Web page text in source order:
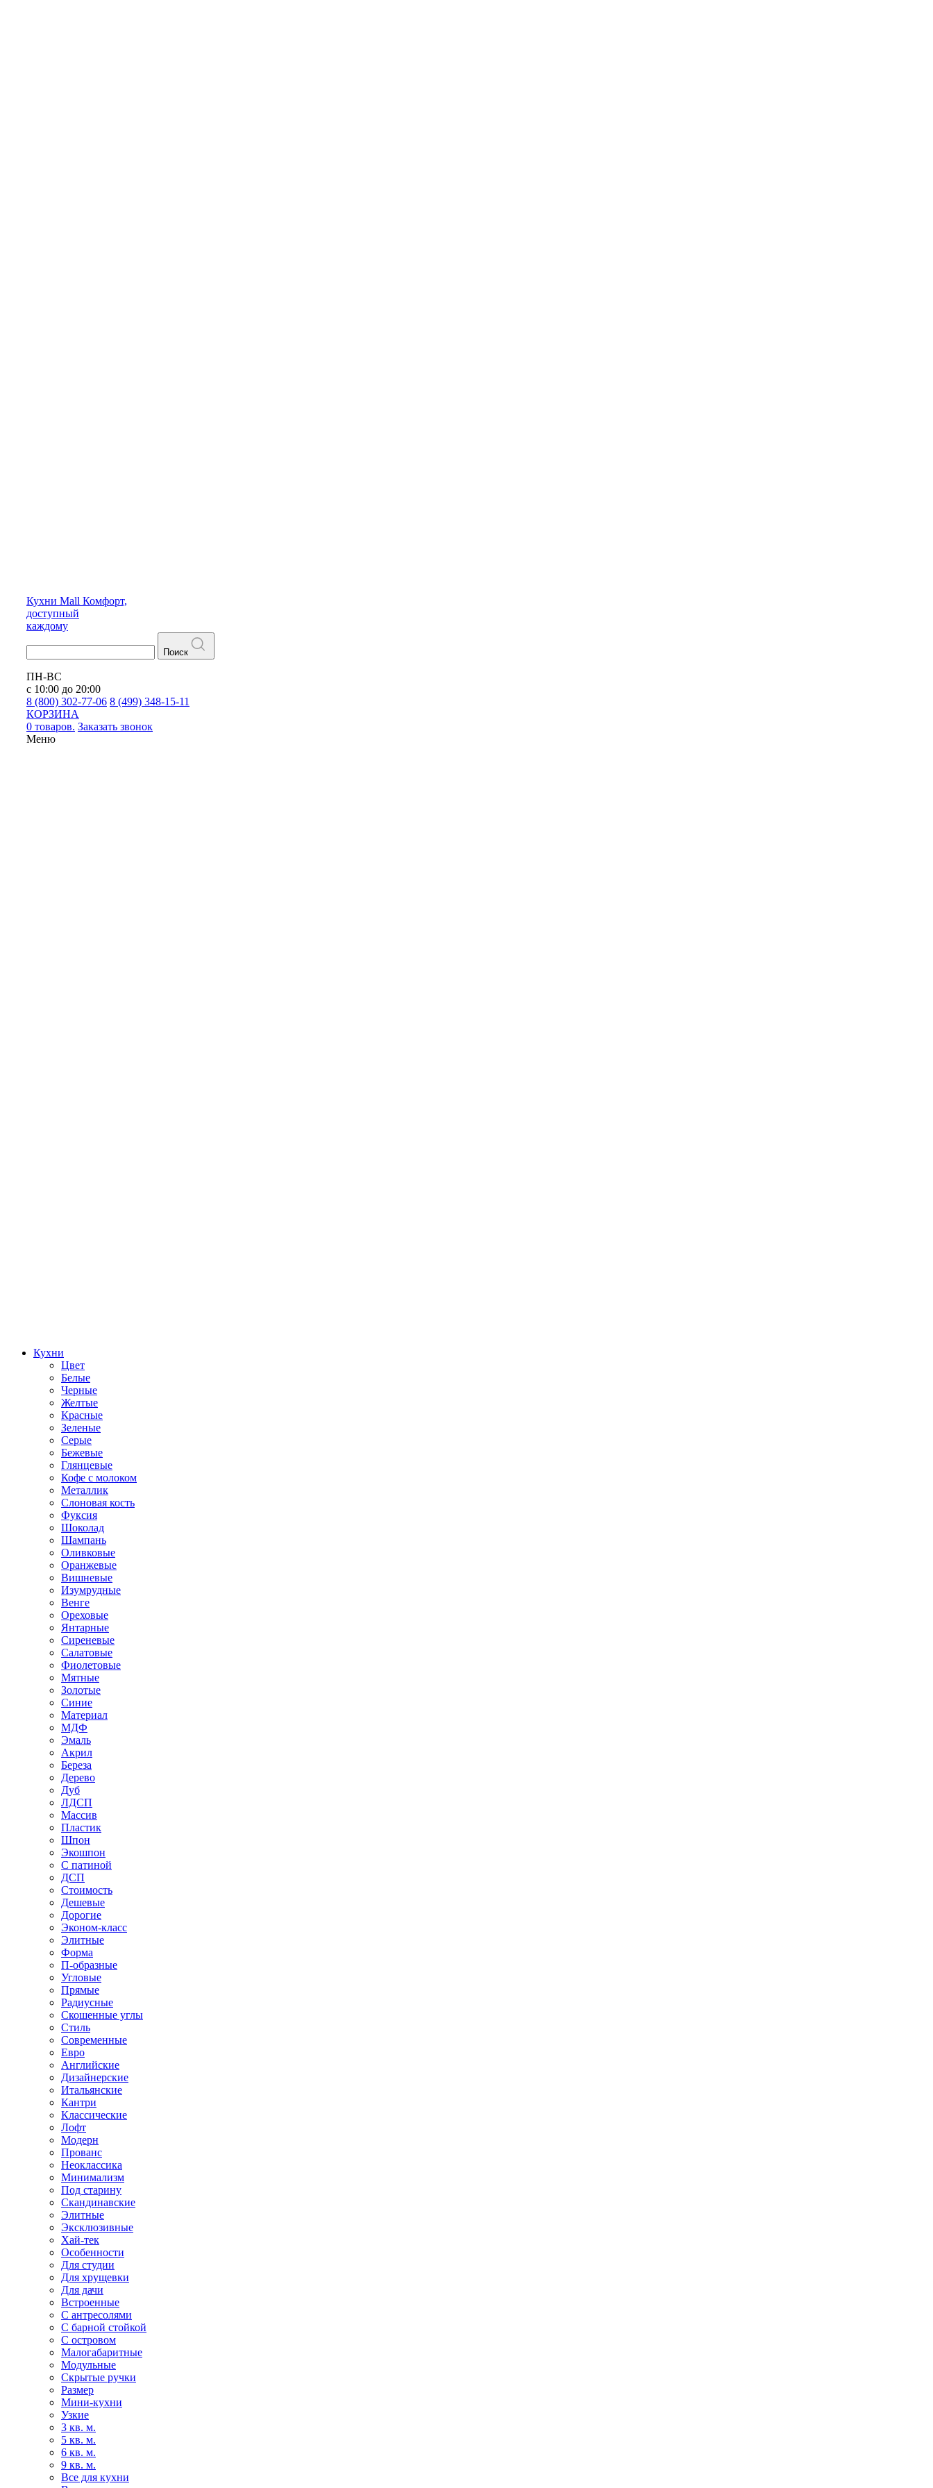
Кухни Mall Комфорт,
доступный
каждому
Поиск
ПН-ВС
с 10:00 до 20:00
8 (800) 302-77-06 8 (499) 348-15-11
КОРЗИНА
0 товаров. Заказать звонок
Меню
Кухни
Цвет
Белые
Черные
Желтые
Красные
Зеленые
Серые
Бежевые
Глянцевые
Кофе с молоком
Металлик
Слоновая кость
Фуксия
Шоколад
Шампань
Оливковые
Оранжевые
Вишневые
Изумрудные
Венге
Ореховые
Янтарные
Сиреневые
Салатовые
Фиолетовые
Мятные
Золотые
Синие
Материал
МДФ
Эмаль
Акрил
Береза
Дерево
Дуб
ЛДСП
Массив
Пластик
Шпон
Экошпон
С патиной
ДСП
Стоимость
Дешевые
Дорогие
Эконом-класс
Элитные
Форма
П-образные
Угловые
Прямые
Радиусные
Скошенные углы
Стиль
Современные
Евро
Английские
Дизайнерские
Итальянские
Кантри
Классические
Лофт
Модерн
Прованс
Неоклассика
Минимализм
Под старину
Скандинавские
Элитные
Эксклюзивные
Хай-тек
Особенности
Для студии
Для хрущевки
Для дачи
Встроенные
С антресолями
С барной стойкой
С островом
Малогабаритные
Модульные
Скрытые ручки
Размер
Мини-кухни
Узкие
3 кв. м.
5 кв. м.
6 кв. м.
9 кв. м.
Все для кухни